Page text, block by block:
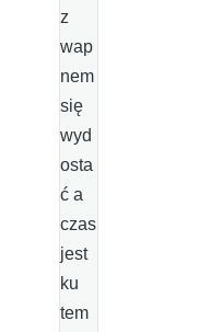
z
wap
nem
się
wyd
osta
ć a
czas
jest
ku
tem